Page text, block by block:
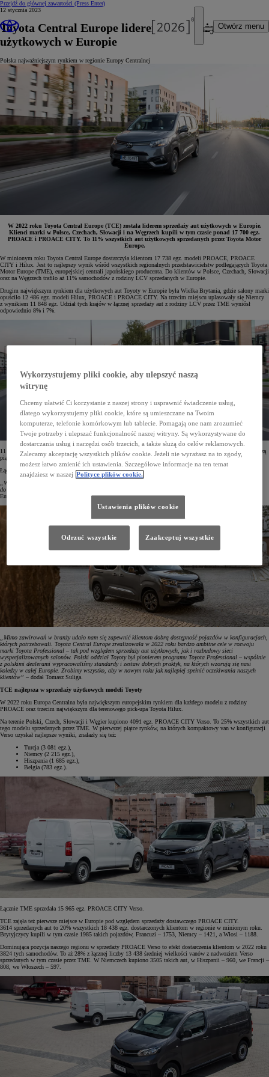
Przejdź do głównej zawartości (Press Enter)
Otwórz menu
12 stycznia 2023
Toyota Central Europe liderem sprzedaży aut
użytkowych w Europie
Polska najważniejszym rynkiem w regionie Europy Centralnej
W 2022 roku Toyota Central Europe (TCE) została liderem sprzedaży aut użytkowych w Europie.
Klienci marki w Polsce, Czechach, Słowacji i na Węgrzech kupili w tym czasie ponad 17 700 egz.
PROACE i PROACE CITY. To 11% wszystkich aut użytkowych sprzedanych przez Toyota Motor
Europe.
W minionym roku Toyota Central Europe dostarczyła klientom 17 738 egz. modeli PROACE, PROACE
CITY i Hilux. Jest to najlepszy wynik wśród wszystkich regionalnych przedstawicielstw podlegających Toyota
Motor Europe (TME), europejskiej centrali japońskiego producenta. Do klientów w Polsce, Czechach, Słowacji
oraz na Węgrzech trafiło aż 11% samochodów z rodziny LCV sprzedanych w Europie.
Drugim największym rynkiem dla użytkowych aut Toyoty w Europie była Wielka Brytania, gdzie salony marki
opuściło 12 486 egz. modeli Hilux, PROACE i PROACE CITY. Na trzecim miejscu uplasowały się Niemcy
z wynikiem 11 848 egz. Udział tych krajów w łącznej sprzedaży aut z rodziny LCV przez TME wyniósł
odpowiednio 8% i 7%.
11 659 samochodów użytkowych sprzedał dystrybutor Toyoty w Turcji, co dało mu czwarte miejsce. Pierwszą
piątkę zamknęła Toyota France z wynikiem 9507 egz.
Łącznie Toyota Motor Europe dostarczyła swoim klientom w 2022 roku 163 466 pojazdów użytkowych.
„Wyniki samochodów użytkowych Toyoty w Europie Środkowej to dla nas powód do dumy i zachęta
do dalszych kreatywnych działań”
Europe.
„Mimo zawirowań w branży udało nam się zapewnić klientom dobrą dostępność pojazdów w konfiguracjach,
których potrzebowali. Toyota Central Europe zrealizowała w 2022 roku bardzo ambitne cele w rozwoju
marki Toyota Professional – tak pod względem sprzedaży aut użytkowych, jak i rozbudowy sieci
wyspecjalizowanych salonów. Polski oddział Toyoty był pionierem programu Toyota Professional – wspólnie
z polskimi dealerami wypracowaliśmy standardy i zestaw dobrych praktyk, na których wzorują się nasi
koledzy w całej Europie. Zrobimy wszystko, aby w nowym roku jak najlepiej spełnić oczekiwania naszych
klientów” – dodał Tomasz Suliga.
TCE najlepsza w sprzedaży użytkowych modeli Toyoty
W 2022 roku Europa Centralna była największym europejskim rynkiem dla każdego modelu z rodziny
PROACE oraz trzecim największym dla terenowego pick-upa Toyota Hilux.
Na terenie Polski, Czech, Słowacji i Węgier kupiono 4091 egz. PROACE CITY Verso. To 25% wszystkich aut
tego modelu sprzedanych przez TME. W pierwszej piątce rynków, na których kompaktowy van w konfiguracji
Verso uzyskał najlepsze wyniki, znalazły się też:
Turcja (3 081 egz.),
Niemcy (2 215 egz.),
Hiszpania (1 685 egz.),
Belgia (783 egz.).
Łącznie TME sprzedała 15 965 egz. PROACE CITY Verso.
TCE zajęła też pierwsze miejsce w Europie pod względem sprzedaży dostawczego PROACE CITY.
3614 sprzedanych aut to 20% wszystkich 18 438 egz. dostarczonych klientom w regionie w minionym roku.
Brytyjczycy kupili w tym czasie 1985 takich pojazdów, Francuzi – 1753, Niemcy – 1421, a Włosi – 1188.
Dominująca pozycja naszego regionu w sprzedaży PROACE Verso to efekt dostarczenia klientom w 2022 roku
3824 tych samochodów. To aż 28% z łącznej liczby 13 438 średniej wielkości vanów z nadwoziem Verso
sprzedanych w tym czasie przez TME. W Niemczech kupiono 3505 takich aut, w Hiszpanii – 960, we Francji –
808, we Włoszech – 597.
Wykorzystujemy pliki cookie, aby ulepszyć naszą
witrynę
Chcemy ułatwić Ci korzystanie z naszej strony i usprawnić świadczenie usług,
dlatego wykorzystujemy pliki cookie, które są umieszczane na Twoim
komputerze, telefonie komórkowym lub tablecie. Pomagają one nam zrozumieć
Twoje potrzeby i ulepszać funkcjonalność naszej witryny. Są wykorzystywane do
dostarczania usług i narzędzi osób trzecich, a także służą do celów reklamowych.
Zalecamy akceptację wszystkich plików cookie. Jeżeli nie wyrażasz na to zgody,
możesz łatwo zmienić ich ustawienia. Szczegółowe informacje na ten temat
znajdziesz w naszej Polityce plików cookie.
Ustawienia plików cookie
Odrzuć wszystkie Zaakceptuj wszystkie